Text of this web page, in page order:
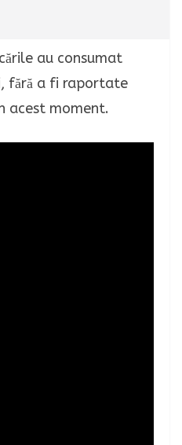
au consumat
fără a fi raportate
acest moment.